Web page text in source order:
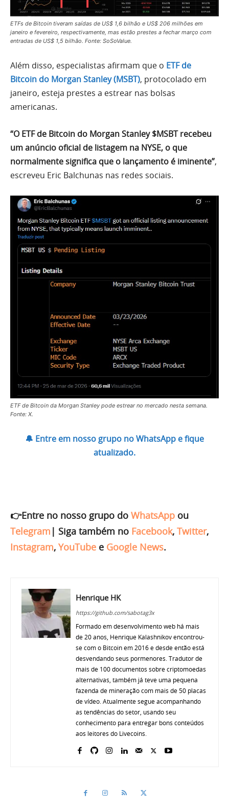
ETFs de Bitcoin tiveram saídas de US$ 1,6 bilhão e US$ 206 milhões em
janeiro e fevereiro, respectivamente, mas estão prestes a fechar março com
entradas de US$ 1,5 bilhão. Fonte: SoSoValue.
Além disso, especialistas afirmam que o ETF de
Bitcoin do Morgan Stanley (MSBT), protocolado em
janeiro, esteja prestes a estrear nas bolsas
americanas.
“O ETF de Bitcoin do Morgan Stanley $MSBT recebeu
um anúncio oficial de listagem na NYSE, o que
normalmente significa que o lançamento é iminente”,
escreveu Eric Balchunas nas redes sociais.
ETF de Bitcoin da Morgan Stanley pode estrear no mercado nesta semana.
Fonte: X.
🔔 Entre em nosso grupo no WhatsApp e fique
atualizado.
👉Entre no nosso grupo do WhatsApp ou
Telegram | Siga também no Facebook, Twitter,
Instagram, YouTube e Google News.
Henrique HK
https://github.com/sabotag3x
Formado em desenvolvimento web há mais
de 20 anos, Henrique Kalashnikov encontrou-
se com o Bitcoin em 2016 e desde então está
desvendando seus pormenores. Tradutor de
mais de 100 documentos sobre criptomoedas
alternativas, também já teve uma pequena
fazenda de mineração com mais de 50 placas
de vídeo. Atualmente segue acompanhando
as tendências do setor, usando seu
conhecimento para entregar bons conteúdos
aos leitores do Livecoins.